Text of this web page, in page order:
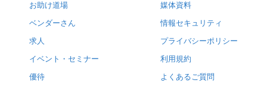
お助け道場
ベンダーさん
求人
イベント・セミナー
優待
媒体資料
情報セキュリティ
プライバシーポリシー
利用規約
よくあるご質問